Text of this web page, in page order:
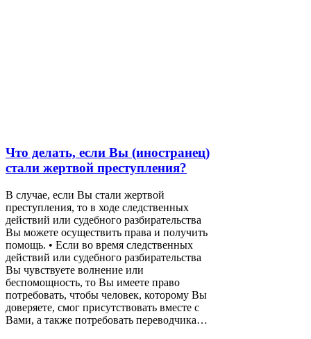
Что делать, если Вы (иностранец)
стали жертвой преступления?
В случае, если Вы стали жертвой
преступления, то в ходе следственных
действий или судебного разбирательства
Вы можете осуществить права и получить
помощь. • Если во время следственных
действий или судебного разбирательства
Вы чувствуете волнение или
беспомощность, то Вы имеете право
потребовать, чтобы человек, которому Вы
доверяете, смог присутствовать вместе с
Вами, а также потребовать переводчика…